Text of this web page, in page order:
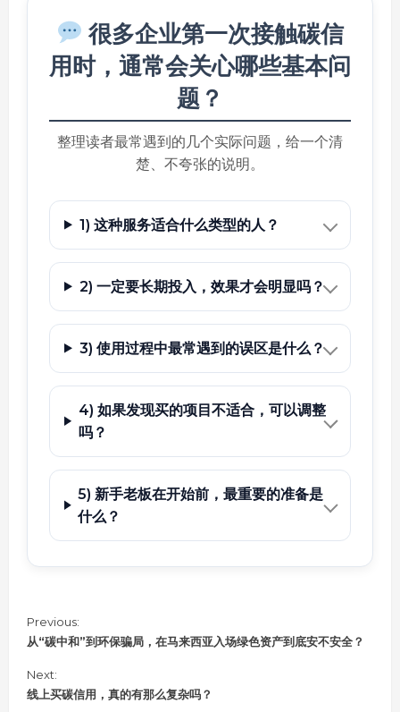
很多企业第一次接触碳信
用时，通常会关心哪些基本问
题？
整理读者最常遇到的几个实际问题，给一个清
楚、不夸张的说明。
1) 这种服务适合什么类型的人？
2) 一定要长期投入，效果才会明显吗？
3) 使用过程中最常遇到的误区是什么？
4) 如果发现买的项目不适合，可以调整
吗？
5) 新手老板在开始前，最重要的准备是
什么？
C
o
t
i
Previous:
从“碳中和”到环保骗局，在马来西亚入场绿色资产到底安不安全？
Next:
线上买碳信用，真的有那么复杂吗？